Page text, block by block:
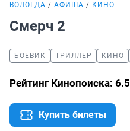
ВОЛОГДА АФИША КИНО
Смерч 2
БОЕВИК ТРИЛЛЕР КИНО
Рейтинг Кинопоиска: 6.5
Купить билеты